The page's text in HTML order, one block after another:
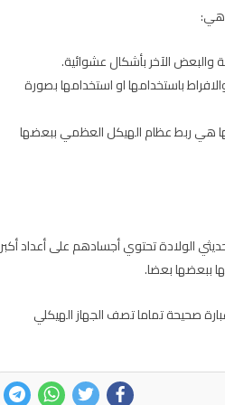
هي:
الآخر بأشكال عشوائية.
باستخدامها او استخدامها بصورة
هي ربط عظام الهيكل العظمي ببعضها
حديثي الولادة تحتوي أجسادهم على أعداد أكبر
ببعضها بعضا.
صحيحة تماما تصف الجهاز الهيكلي